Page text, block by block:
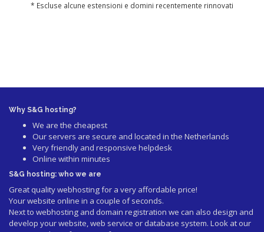
* Escluse alcune estensioni e domini recentemente rinnovati
Why S&G hosting?
We are the cheapest
Our servers are secure and located in the Netherlands
Very friendly and responsive helpdesk
Online within minutes
S&G hosting: who we are
Great quality webhosting for a very affordable price!
Your website online in a couple of seconds.
Next to webhosting and domain registration we can also design and
develop your website, web service or database system. Look at our